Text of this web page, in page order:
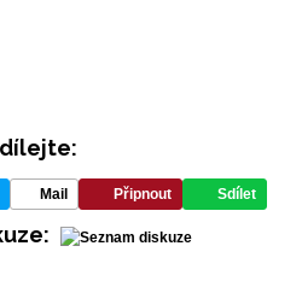
akce a zasílání
další zajímavé a exkluzivní informace
souhlasíte se zpracováním údajů k
soukromí BurdaMedia Extra
Mail Připnout Sdílet